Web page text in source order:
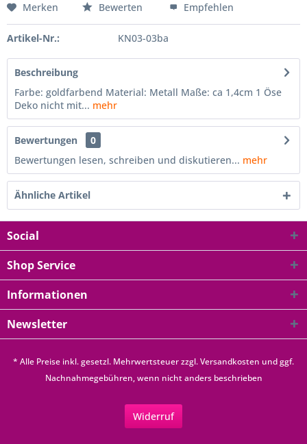
Merken Bewerten Empfehlen
Artikel-Nr.: KN03-03ba
Beschreibung
Farbe: goldfarbend Material: Metall Maße: ca 1,4cm 1 Öse
Deko nicht mit... mehr
Bewertungen
0
Bewertungen lesen, schreiben und diskutieren... mehr
Ähnliche Artikel
Social
Shop Service
Informationen
Newsletter
* Alle Preise inkl. gesetzl. Mehrwertsteuer zzgl.Versandkosten und ggf.
Nachnahmegebühren, wenn nicht anders beschrieben
Widerruf